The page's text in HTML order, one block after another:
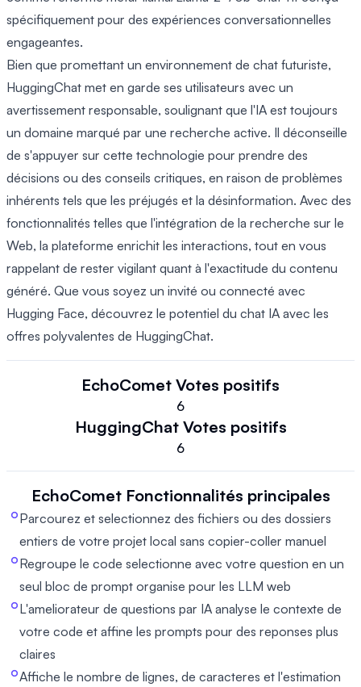
spécifiquement pour des expériences conversationnelles
engageantes.
Bien que promettant un environnement de chat futuriste,
HuggingChat met en garde ses utilisateurs avec un
avertissement responsable, soulignant que l'IA est toujours
un domaine marqué par une recherche active. Il déconseille
de s'appuyer sur cette technologie pour prendre des
décisions ou des conseils critiques, en raison de problèmes
inhérents tels que les préjugés et la désinformation. Avec des
fonctionnalités telles que l'intégration de la recherche sur le
Web, la plateforme enrichit les interactions, tout en vous
rappelant de rester vigilant quant à l'exactitude du contenu
généré. Que vous soyez un invité ou connecté avec
Hugging Face, découvrez le potentiel du chat IA avec les
offres polyvalentes de HuggingChat.
EchoComet Votes positifs
6
HuggingChat Votes positifs
6
EchoComet Fonctionnalités principales
Parcourez et selectionnez des fichiers ou des dossiers
entiers de votre projet local sans copier-coller manuel
Regroupe le code selectionne avec votre question en un
seul bloc de prompt organise pour les LLM web
L'ameliorateur de questions par IA analyse le contexte de
votre code et affine les prompts pour des reponses plus
claires
Affiche le nombre de lignes, de caracteres et l'estimation